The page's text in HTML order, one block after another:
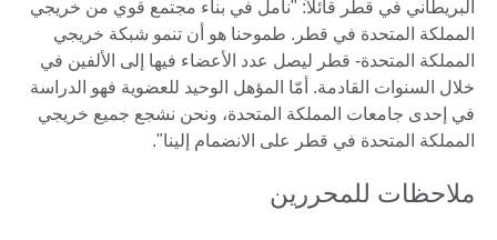
البريطاني في قطر قائلاً: "نأمل في بناء مجتمع قوي من خريجي
المملكة المتحدة في قطر. طموحنا هو أن تنمو شبكة خريجي
المملكة المتحدة- قطر ليصل عدد الأعضاء فيها إلى الألفين في
خلال السنوات القادمة. أمّا المؤهل الوحيد للعضوية فهو الدراسة
في إحدى جامعات المملكة المتحدة، ونحن نشجع جميع خريجي
المملكة المتحدة في قطر على الانضمام إلينا".
ملاحظات للمحررين